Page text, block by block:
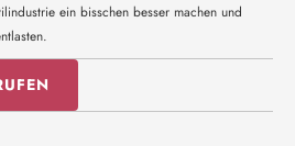
ein bisschen besser machen und